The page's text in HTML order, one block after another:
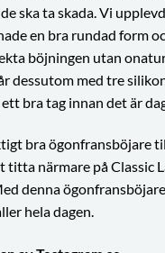
ska ta skada. Vi
en bra rundad form
böjningen utan
dessutom med tre
bra tag innan det är
bra ögonfransböjare
titta närmare på Classic
denna
hela dagen.